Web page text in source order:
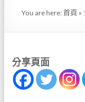
You are here:首頁 »
分享頁面